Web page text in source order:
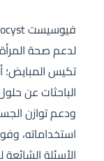
لدعم صحة
تكيس المبايض؛
الباحثات عن
ودعم توازن
استخداماته،
الأسئلة